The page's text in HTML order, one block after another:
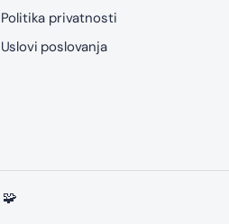
Politika privatnosti
Uslovi poslovanja
🧩